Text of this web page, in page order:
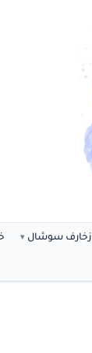
زخارف سوشال